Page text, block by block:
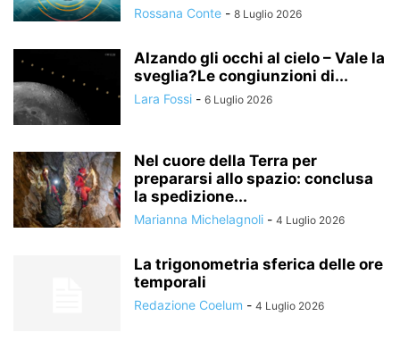
Rossana Conte - 8 Luglio 2026
Alzando gli occhi al cielo – Vale la
sveglia?Le congiunzioni di...
Lara Fossi - 6 Luglio 2026
Nel cuore della Terra per
prepararsi allo spazio: conclusa
la spedizione...
Marianna Michelagnoli - 4 Luglio 2026
La trigonometria sferica delle ore
temporali
Redazione Coelum - 4 Luglio 2026